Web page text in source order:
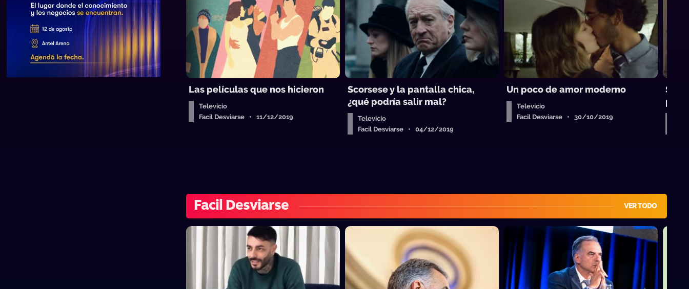
Las películas que nos hicieron
Televicio
Facil Desviarse • 11/12/2019
Scorsese y la pantalla chica,
¿qué podría salir mal?
Televicio
Facil Desviarse • 04/12/2019
Un poco de amor moderno
Televicio
Facil Desviarse • 30/10/2019
Facil Desviarse VER TODO